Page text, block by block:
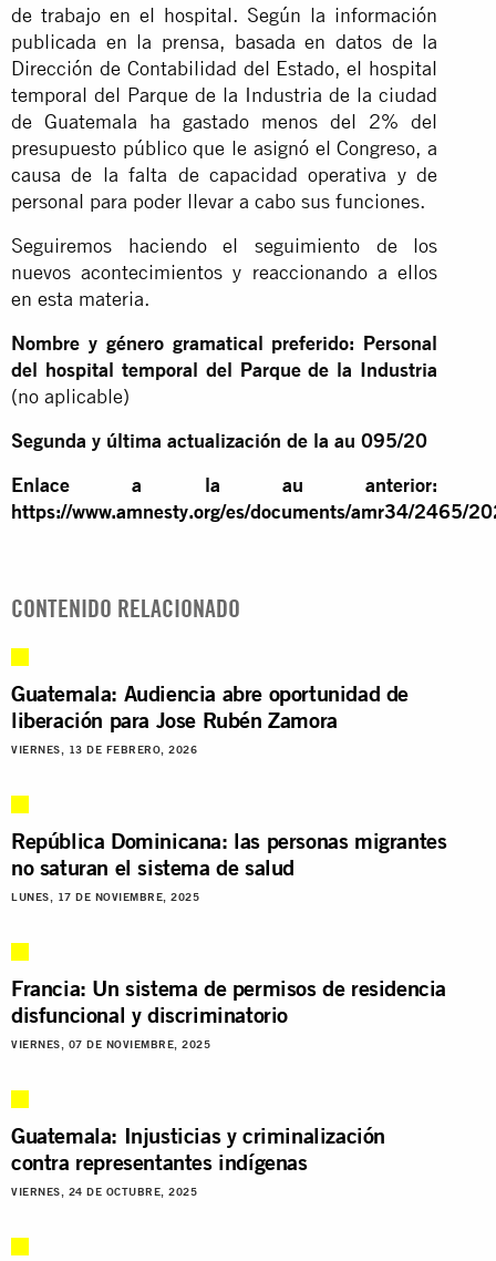
de trabajo en el hospital. Según la información
publicada en la prensa, basada en datos de la
Dirección de Contabilidad del Estado, el hospital
temporal del Parque de la Industria de la ciudad
de Guatemala ha gastado menos del 2% del
presupuesto público que le asignó el Congreso, a
causa de la falta de capacidad operativa y de
personal para poder llevar a cabo sus funciones.
Seguiremos haciendo el seguimiento de los
nuevos acontecimientos y reaccionando a ellos
en esta materia.
Nombre y género gramatical preferido: Personal
del hospital temporal del Parque de la Industria
(no aplicable)
Segunda y última actualización de la au 095/20
Enlace a la au anterior:
https://www.amnesty.org/es/documents/amr34/2465/
CONTENIDO RELACIONADO
Guatemala: Audiencia abre oportunidad de
liberación para Jose Rubén Zamora
VIERNES, 13 DE FEBRERO, 2026
República Dominicana: las personas migrantes
no saturan el sistema de salud
LUNES, 17 DE NOVIEMBRE, 2025
Francia: Un sistema de permisos de residencia
disfuncional y discriminatorio
VIERNES, 07 DE NOVIEMBRE, 2025
Guatemala: Injusticias y criminalización
contra representantes indígenas
VIERNES, 24 DE OCTUBRE, 2025